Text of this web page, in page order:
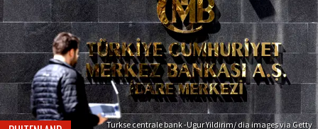
Turkse centrale bank -Ugur Yildirim/ dia images via Getty